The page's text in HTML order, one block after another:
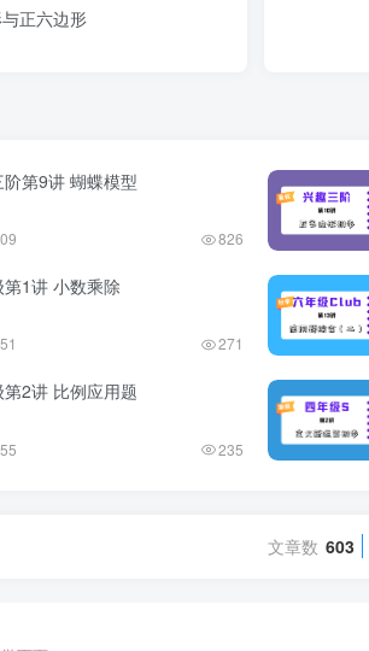
正六边形
第9讲 蝴蝶模型
826
1讲 小数乘除
271
2讲 比例应用题
235
文章数 603